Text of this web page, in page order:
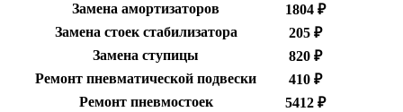
Замена амортизаторов
1804 ₽
Замена стоек стабилизатора
205 ₽
Замена ступицы
820 ₽
Ремонт пневматической подвески
410 ₽
Ремонт пневмостоек
5412 ₽